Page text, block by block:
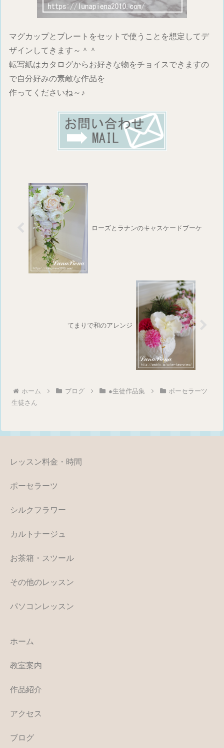
マグカップとプレートをセットで使うことを想定してデ
ザインしてきます～＾＾
転写紙はカタログからお好きな物をチョイスできますの
で自分好みの素敵な作品を
作ってくださいね～♪
ローズとラナンのキャスケードブーケ
てまりで和のアレンジ
ホーム ブログ ●生徒作品集
ポーセラーツ
生徒さん
レッスン料金・時間
ポーセラーツ
シルクフラワー
カルトナージュ
お茶箱・スツール
その他のレッスン
パソコンレッスン
ホーム
教室案内
作品紹介
アクセス
ブログ